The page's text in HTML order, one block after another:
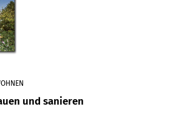
und sanieren